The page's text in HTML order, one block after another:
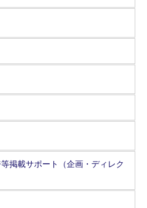
掲載サポート（企画・ディレク